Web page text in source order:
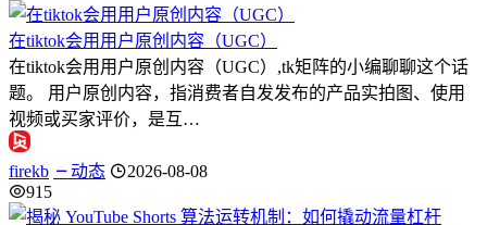
在tiktok会用用户原创内容（UGC）
在tiktok会用用户原创内容（UGC）,tk矩阵的小编聊聊这个话
题。 用户原创内容，指消费者自发发布的产品实拍图、使用
视频或买家评价，是互…
firekb 动态
2026-08-08
915